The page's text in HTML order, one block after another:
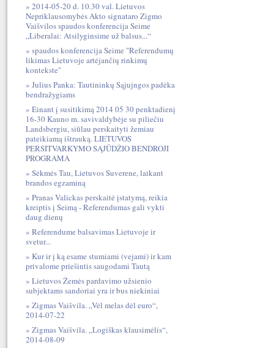
2014-05-20 d. 10.30 val. Lietuvos
Nepriklausomybės Akto signataro Zigmo
Vaišvilos spaudos konferencija Seime
„Liberalai: Atsilyginsime už balsus...“
spaudos konferencija Seime "Referendumų
likimas Lietuvoje artėjančių rinkimų
kontekste"
Julius Panka: Tautininkų Sąjujngos padėka
bendražygiams
Einant į susitikimą 2014 05 30 penktadienį
16-30 Kauno m. savivaldybėje su piliečiu
Landsbergiu, siūlau perskaityti žemiau
pateikiamą ištrauką. LIETUVOS
PERSITVARKYMO SĄJŪDŽIO BENDROJI
PROGRAMA
Sėkmės Tau, Lietuvos Suverene, laikant
brandos egzaminą
Pranas Valickas perskaitė įstatymą, reikia
kreiptis į Seimą - Referendumas gali vykti
daug dienų
Referendume balsavimas Lietuvoje ir
svetur...
Kur ir į ką esame stumiami (vejami) ir kam
privalome priešintis saugodami Tautą
Lietuvos Žemės pardavimo užsienio
subjektams sandoriai yra ir bus niekiniai
Zigmas Vaišvila. „Vėl melas dėl euro“,
2014-07-22
Zigmas Vaišvila. „Logiškas klausimėlis“,
2014-08-09